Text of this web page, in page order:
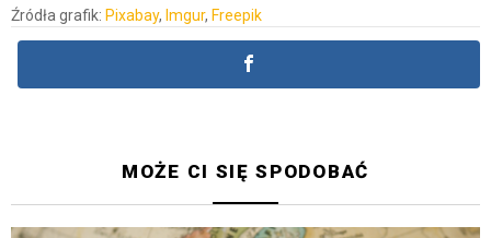
Źródła grafik: Pixabay, Imgur, Freepik
MOŻE CI SIĘ SPODOBAĆ